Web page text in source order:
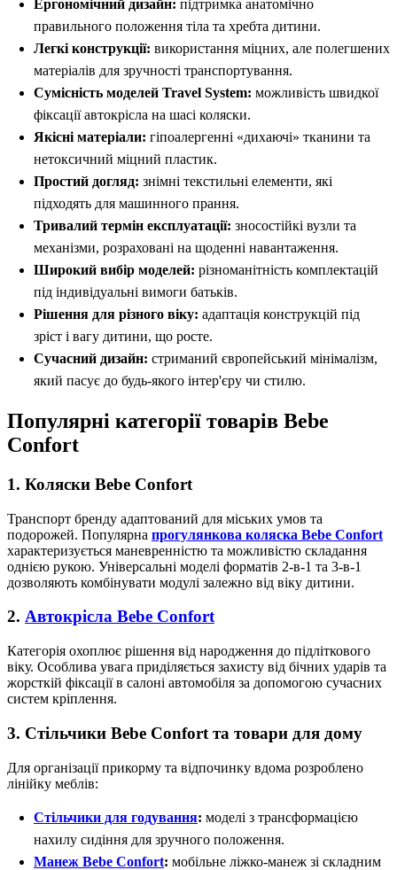
Ергономічний дизайн: підтримка анатомічно
правильного положення тіла та хребта дитини.
Легкі конструкції: використання міцних, але полегшених
матеріалів для зручності транспортування.
Сумісність моделей Travel System: можливість швидкої
фіксації автокрісла на шасі коляски.
Якісні матеріали: гіпоалергенні «дихаючі» тканини та
нетоксичний міцний пластик.
Простий догляд: знімні текстильні елементи, які
підходять для машинного прання.
Тривалий термін експлуатації: зносостійкі вузли та
механізми, розраховані на щоденні навантаження.
Широкий вибір моделей: різноманітність комплектацій
під індивідуальні вимоги батьків.
Рішення для різного віку: адаптація конструкцій під
зріст і вагу дитини, що росте.
Сучасний дизайн: стриманий європейський мінімалізм,
який пасує до будь-якого інтер'єру чи стилю.
Популярні категорії товарів Bebe
Confort
1. Коляски Bebe Confort
Транспорт бренду адаптований для міських умов та
подорожей. Популярна прогулянкова коляска Bebe Confort
характеризується маневренністю та можливістю складання
однією рукою. Універсальні моделі форматів 2-в-1 та 3-в-1
дозволяють комбінувати модулі залежно від віку дитини.
2. Автокрісла Bebe Confort
Категорія охоплює рішення від народження до підліткового
віку. Особлива увага приділяється захисту від бічних ударів та
жорсткій фіксації в салоні автомобіля за допомогою сучасних
систем кріплення.
3. Стільчики Bebe Confort та товари для дому
Для організації прикорму та відпочинку вдома розроблено
лінійку меблів:
Стільчики для годування: моделі з трансформацією
нахилу сидіння для зручного положення.
Манеж Bebe Confort: мобільне ліжко-манеж зі складним